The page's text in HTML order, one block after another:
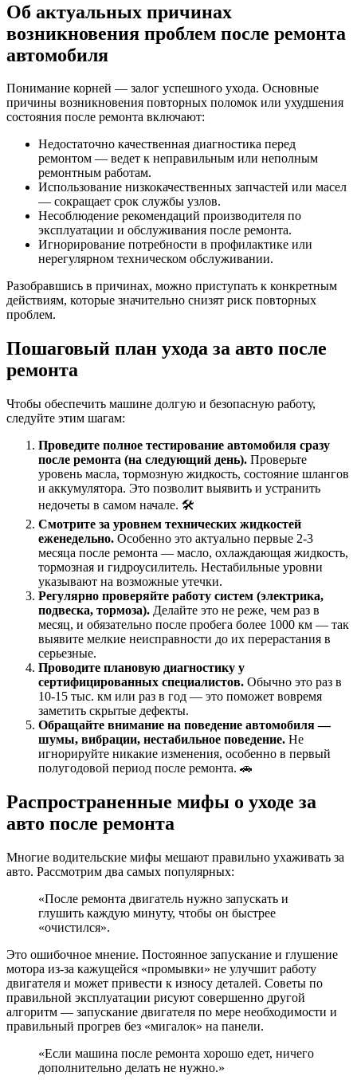
Об актуальных причинах
возникновения проблем после ремонта
автомобиля
Понимание корней — залог успешного ухода. Основные
причины возникновения повторных поломок или ухудшения
состояния после ремонта включают:
Недостаточно качественная диагностика перед
ремонтом — ведет к неправильным или неполным
ремонтным работам.
Использование низкокачественных запчастей или масел
— сокращает срок службы узлов.
Несоблюдение рекомендаций производителя по
эксплуатации и обслуживания после ремонта.
Игнорирование потребности в профилактике или
нерегулярном техническом обслуживании.
Разобравшись в причинах, можно приступать к конкретным
действиям, которые значительно снизят риск повторных
проблем.
Пошаговый план ухода за авто после
ремонта
Чтобы обеспечить машинe долгую и безопасную работу,
следуйте этим шагам:
Проведите полное тестирование автомобиля сразу
после ремонта (на следующий день). Проверьте
уровень масла, тормозную жидкость, состояние шлангов
и аккумулятора. Это позволит выявить и устранить
недочеты в самом начале. 🛠️
Смотрите за уровнем технических жидкостей
еженедельно. Особенно это актуально первые 2-3
месяца после ремонта — масло, охлаждающая жидкость,
тормозная и гидроусилитель. Нестабильные уровни
указывают на возможные утечки.
Регулярно проверяйте работу систем (электрика,
подвеска, тормоза). Делайте это не реже, чем раз в
месяц, и обязательно после пробега более 1000 км — так
выявите мелкие неисправности до их перерастания в
серьезные.
Проводите плановую диагностику у
сертифицированных специалистов. Обычно это раз в
10-15 тыс. км или раз в год — это поможет вовремя
заметить скрытые дефекты.
Обращайте внимание на поведение автомобиля —
шумы, вибрации, нестабильное поведение. Не
игнорируйте никакие изменения, особенно в первый
полугодовой период после ремонта. 🚗
Распространенные мифы о уходе за
авто после ремонта
Многие водительские мифы мешают правильно ухаживать за
авто. Рассмотрим два самых популярных:
«После ремонта двигатель нужно запускать и
глушить каждую минуту, чтобы он быстрее
«очистился».
Это ошибочное мнение. Постоянное запускание и глушение
мотора из-за кажущейся «промывки» не улучшит работу
двигателя и может привести к износу деталей. Советы по
правильной эксплуатации рисуют совершенно другой
алгоритм — запускание двигателя по мере необходимости и
правильный прогрев без «мигалок» на панели.
«Если машина после ремонта хорошо едет, ничего
дополнительно делать не нужно.»